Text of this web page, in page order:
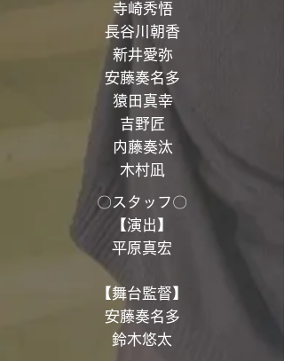
寺崎秀悟
長谷川朝香
新井愛弥
安藤奏名多
猿田真幸
吉野匠
内藤奏汰
木村凪
〇スタッフ〇
【演出】
平原真宏
【舞台監督】
安藤奏名多
鈴木悠太